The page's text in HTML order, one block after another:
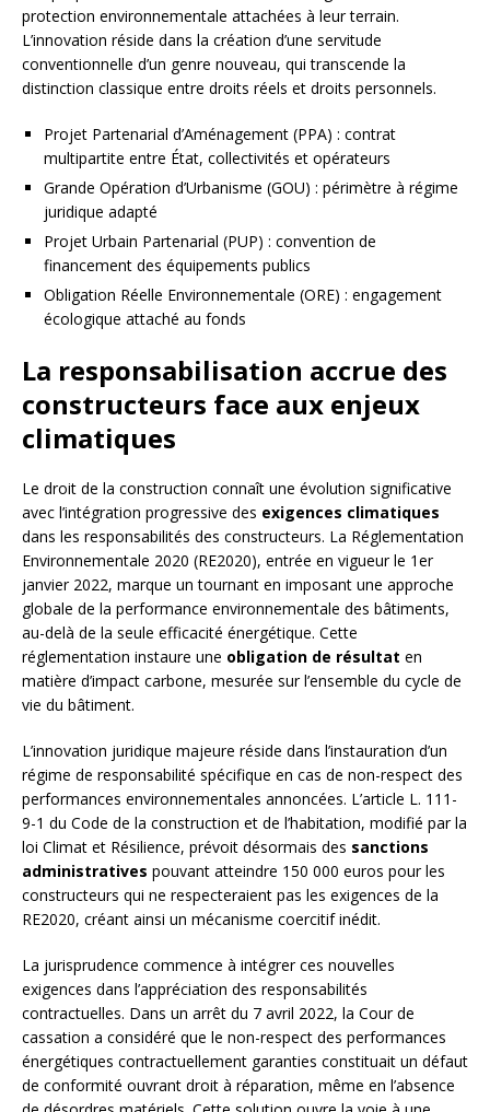
protection environnementale attachées à leur terrain.
L’innovation réside dans la création d’une servitude
conventionnelle d’un genre nouveau, qui transcende la
distinction classique entre droits réels et droits personnels.
Projet Partenarial d’Aménagement (PPA) : contrat
multipartite entre État, collectivités et opérateurs
Grande Opération d’Urbanisme (GOU) : périmètre à régime
juridique adapté
Projet Urbain Partenarial (PUP) : convention de
financement des équipements publics
Obligation Réelle Environnementale (ORE) : engagement
écologique attaché au fonds
La responsabilisation accrue des
constructeurs face aux enjeux
climatiques
Le droit de la construction connaît une évolution significative
avec l’intégration progressive des exigences climatiques
dans les responsabilités des constructeurs. La Réglementation
Environnementale 2020 (RE2020), entrée en vigueur le 1er
janvier 2022, marque un tournant en imposant une approche
globale de la performance environnementale des bâtiments,
au-delà de la seule efficacité énergétique. Cette
réglementation instaure une obligation de résultat en
matière d’impact carbone, mesurée sur l’ensemble du cycle de
vie du bâtiment.
L’innovation juridique majeure réside dans l’instauration d’un
régime de responsabilité spécifique en cas de non-respect des
performances environnementales annoncées. L’article L. 111-
9-1 du Code de la construction et de l’habitation, modifié par la
loi Climat et Résilience, prévoit désormais des sanctions
administratives pouvant atteindre 150 000 euros pour les
constructeurs qui ne respecteraient pas les exigences de la
RE2020, créant ainsi un mécanisme coercitif inédit.
La jurisprudence commence à intégrer ces nouvelles
exigences dans l’appréciation des responsabilités
contractuelles. Dans un arrêt du 7 avril 2022, la Cour de
cassation a considéré que le non-respect des performances
énergétiques contractuellement garanties constituait un défaut
de conformité ouvrant droit à réparation, même en l’absence